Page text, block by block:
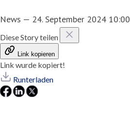
News — 24. September 2024 10:00
Diese Story teilen
Link kopieren
Link wurde kopiert!
Runterladen